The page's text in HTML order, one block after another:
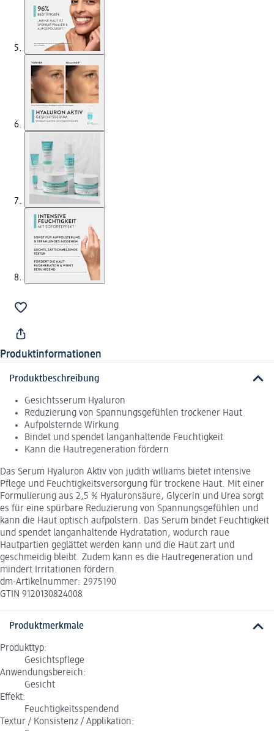
Produktinformationen
Produktbeschreibung
Gesichtsserum Hyaluron
Reduzierung von Spannungsgefühlen trockener Haut
Aufpolsternde Wirkung
Bindet und spendet langanhaltende Feuchtigkeit
Kann die Hautregeneration fördern
Das Serum Hyaluron Aktiv von judith williams bietet intensive
Pflege und Feuchtigkeitsversorgung für trockene Haut. Mit einer
Formulierung aus 2,5 % Hyaluronsäure, Glycerin und Urea sorgt
es für eine spürbare Reduzierung von Spannungsgefühlen und
kann die Haut optisch aufpolstern. Das Serum bindet Feuchtigkeit
und spendet langanhaltende Hydratation, wodurch raue
Hautpartien geglättet werden kann und die Haut zart und
geschmeidig bleibt. Zudem kann es die Hautregeneration und
mindert Irritationen fördern.
dm-Artikelnummer: 2975190
GTIN 9120130824008
Produktmerkmale
Produkttyp:
Gesichtspflege
Anwendungsbereich:
Gesicht
Effekt:
Feuchtigkeitsspendend
Textur / Konsistenz / Applikation: